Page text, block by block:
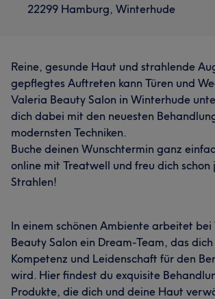
22299 Hamburg, Winterhude
Reine, gesunde Haut und strahlende
gepflegtes Auftreten kann Türen und
Valeria Beauty Salon in Winterhude
dich dabei mit den neuesten
modernsten Techniken.
Buche deinen Wunschtermin ganz
online mit Treatwell und freu dich schon
Strahlen!
In einem schönen Ambiente arbeitet bei
Beauty Salon ein Dream-Team, das
Kompetenz und Leidenschaft für den
wird. Hier findest du exquisite
Produkte, die dich und deine Haut